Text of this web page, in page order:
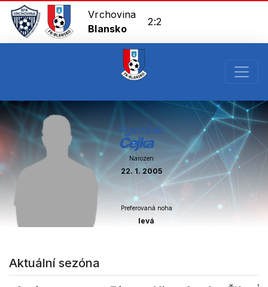
Vrchovina
Blansko
2:2
František
Čejka
Narozen
22. 1. 2005
Preferovaná noha
levá
Aktuální sezóna